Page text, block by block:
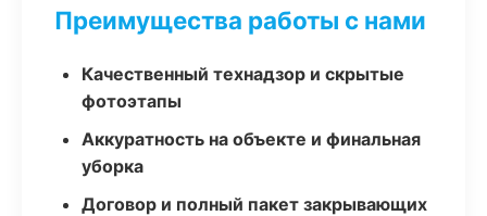
Преимущества работы с нами
Качественный технадзор и скрытые
фотоэтапы
Аккуратность на объекте и финальная
уборка
Договор и полный пакет закрывающих